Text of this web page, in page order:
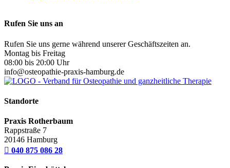
Rufen Sie uns an
Rufen Sie uns gerne während unserer Geschäftszeiten an.
Montag bis Freitag
08:00 bis 20:00 Uhr
info@osteopathie-praxis-hamburg.de
Standorte
Praxis Rotherbaum
Rappstraße 7
20146 Hamburg
 040 875 086 28